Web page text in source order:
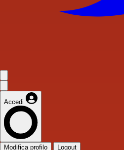
Accedi
Modifica profilo Logout